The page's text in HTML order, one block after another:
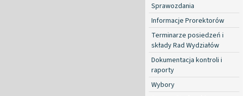
Sprawozdania
Informacje Prorektorów
Terminarze posiedzeń i
składy Rad Wydziałów
Dokumentacja kontroli i
raporty
Wybory